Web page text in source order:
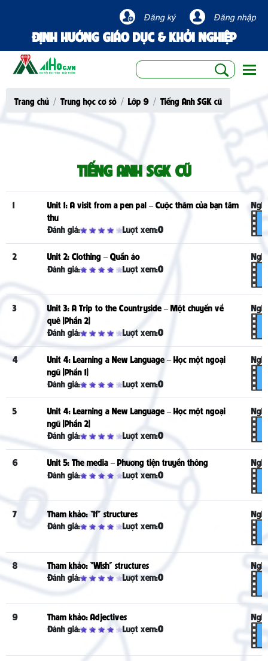
Đăng ký Đăng nhập
ĐỊNH HƯỚNG GIÁO DỤC & KHỞI NGHIỆP
Trang chủ Trung học cơ sở Lớp 9 Tiếng Anh SGK cũ
TIẾNG ANH SGK CŨ
1
Unit 1: A visit from a pen pal – Cuộc thăm của bạn tâm
thư
Đánh giá:
Lượt xem:0
2
Unit 2: Clothing – Quần áo
Đánh giá:
Lượt xem:0
3
Unit 3: A Trip to the Countryside – Một chuyến về
quê (Phần 2)
Đánh giá:
Lượt xem:0
4
Unit 4: Learning a New Language – Học một ngoại
ngữ (Phần 1)
Đánh giá:
Lượt xem:0
5
Unit 4: Learning a New Language – Học một ngoại
ngữ (Phần 2)
Đánh giá:
Lượt xem:0
6
Unit 5: The media – Phương tiện truyền thông
Đánh giá:
Lượt xem:0
7
Tham khảo: “If” structures
Đánh giá:
Lượt xem:0
8
Tham khảo: “Wish” structures
Đánh giá:
Lượt xem:0
9
Tham khảo: Adjectives
Đánh giá:
Lượt xem:0